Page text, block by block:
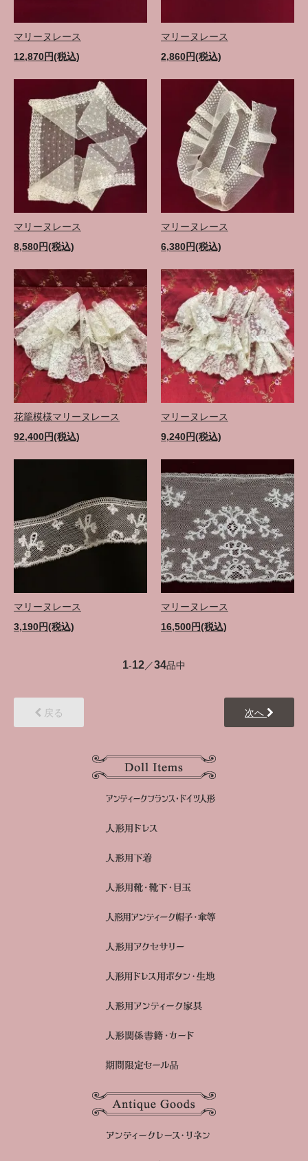
マリーヌレース
12,870円(税込)
マリーヌレース
2,860円(税込)
マリーヌレース
8,580円(税込)
マリーヌレース
6,380円(税込)
花籠模様マリーヌレース
92,400円(税込)
マリーヌレース
9,240円(税込)
マリーヌレース
3,190円(税込)
マリーヌレース
16,500円(税込)
1-12／34品中
戻る 次へ